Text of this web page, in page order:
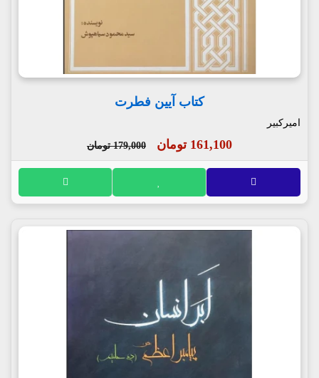
کتاب آیین فطرت
امیرکبیر
161,100 تومان 179,000 تومان